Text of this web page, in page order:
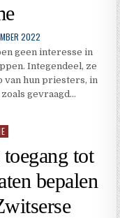
2022
geen interesse in
Integendeel, ze
van hun priesters, in
gevraagd…
tot
bepalen